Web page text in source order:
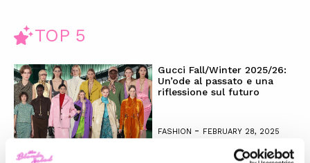
TOP 5
Gucci Fall/Winter 2025/26:
Un’ode al passato e una
riflessione sul futuro
FASHION - FEBRUARY 28, 2025